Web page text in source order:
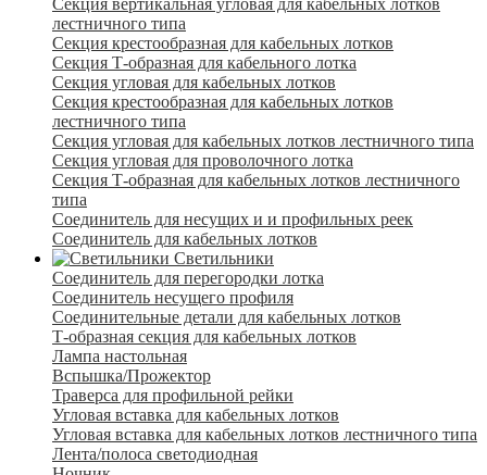
Секция вертикальная угловая для кабельных лотков
лестничного типа
Секция крестообразная для кабельных лотков
Секция Т-образная для кабельного лотка
Секция угловая для кабельных лотков
Секция крестообразная для кабельных лотков
лестничного типа
Секция угловая для кабельных лотков лестничного типа
Секция угловая для проволочного лотка
Секция Т-образная для кабельных лотков лестничного
типа
Соединитель для несущих и и профильных реек
Соединитель для кабельных лотков
Светильники
Соединитель для перегородки лотка
Соединитель несущего профиля
Соединительные детали для кабельных лотков
Т-образная секция для кабельных лотков
Лампа настольная
Вспышка/Прожектор
Траверса для профильной рейки
Угловая вставка для кабельных лотков
Угловая вставка для кабельных лотков лестничного типа
Лента/полоса светодиодная